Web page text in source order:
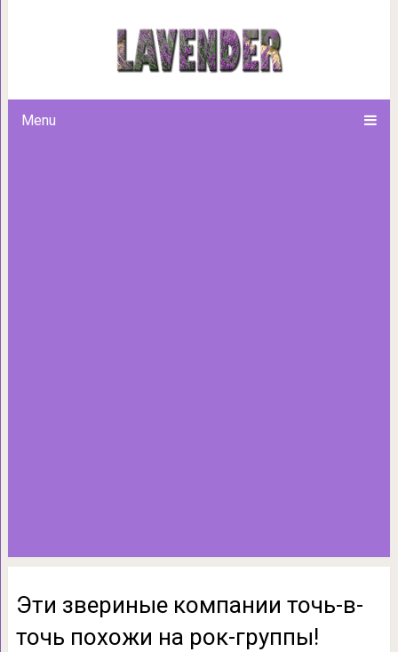
Menu
Эти звериные компании
Эти звериные компании точь-в-
точь похожи на рок-группы!